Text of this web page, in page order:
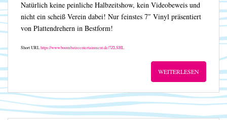
Natürlich keine peinliche Halbzeitshow, kein Videobeweis und
nicht ein scheiß Verein dabei! Nur feinstes 7″ Vinyl präsentiert
von Plattendrehern in Bestform!
Short URLhttps://www.boombatzeentertainment.de/7ZLSHL
WEITERLESEN